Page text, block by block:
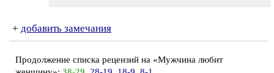
+ добавить замечания
Продолжение списка рецензий на «Мужчина любит